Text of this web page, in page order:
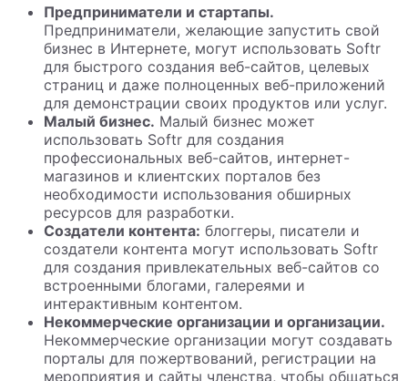
Предприниматели и стартапы.
Предприниматели, желающие запустить свой
бизнес в Интернете, могут использовать Softr
для быстрого создания веб-сайтов, целевых
страниц и даже полноценных веб-приложений
для демонстрации своих продуктов или услуг.
Малый бизнес. Малый бизнес может
использовать Softr для создания
профессиональных веб-сайтов, интернет-
магазинов и клиентских порталов без
необходимости использования обширных
ресурсов для разработки.
Создатели контента: блоггеры, писатели и
создатели контента могут использовать Softr
для создания привлекательных веб-сайтов со
встроенными блогами, галереями и
интерактивным контентом.
Некоммерческие организации и организации.
Некоммерческие организации могут создавать
порталы для пожертвований, регистрации на
мероприятия и сайты членства, чтобы общаться